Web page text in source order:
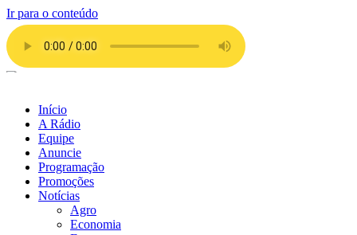
Ir para o conteúdo
Início
A Rádio
Equipe
Anuncie
Programação
Promoções
Notícias
Agro
Economia